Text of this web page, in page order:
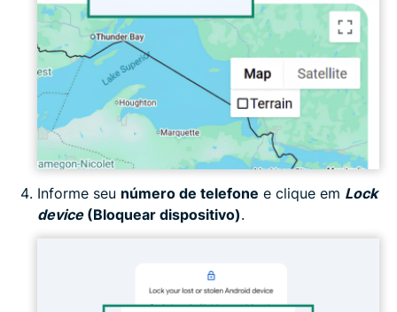
Informe seu número de telefone e clique em Lock
device(Bloquear dispositivo).